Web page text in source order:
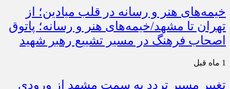
خیمه‌های هنر و رسانه در قلب میادین؛ از
تهران تا مشهد/خیمه‌های هنر و رسانه؛ پاتوق
اصحاب فرهنگ در مسیر تشییع رهبر شهید
1 ماه قبل
تغییر مسیر تردد به سمت مشهد از ورودی